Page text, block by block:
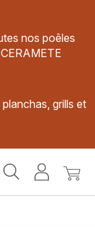
nos poêles
grills et
MonMon